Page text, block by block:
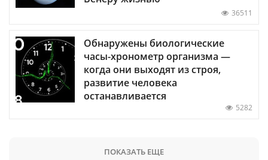
36511
Обнаружены биологические
часы-хронометр организма —
когда они выходят из строя,
развитие человека
останавливается
5282
ПОКАЗАТЬ ЕЩЕ